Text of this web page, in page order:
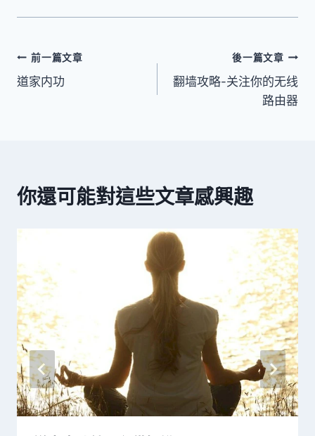
文
章
前一篇文章
道家内功
後一篇文章
翻墙攻略-关注你的无线
路由器
你還可能對這些文章感興趣